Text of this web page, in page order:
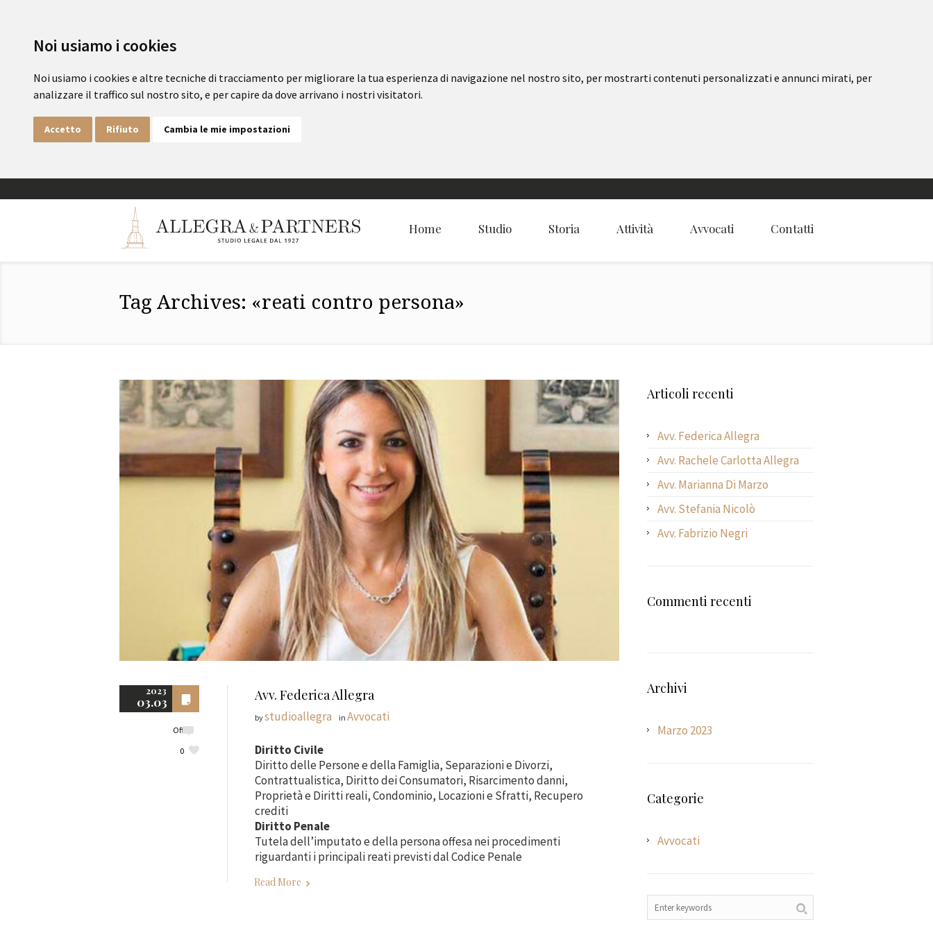
Noi usiamo i cookies
Noi usiamo i cookies e altre tecniche di tracciamento per migliorare la tua esperienza di navigazione nel nostro sito, per mostrarti contenuti personalizzati e annunci mirati, per
analizzare il traffico sul nostro sito, e per capire da dove arrivano i nostri visitatori.
Accetto Rifiuto Cambia le mie impostazioni
Home Studio Storia Attività Avvocati Contatti
Tag Archives: «reati contro persona»
2023
03.03
Off
0
Avv. Federica Allegra
bystudioallegra in Avvocati
Diritto Civile
Diritto delle Persone e della Famiglia, Separazioni e Divorzi,
Contrattualistica, Diritto dei Consumatori, Risarcimento danni,
Proprietà e Diritti reali, Condominio, Locazioni e Sfratti, Recupero
crediti
Diritto Penale
Tutela dell’imputato e della persona offesa nei procedimenti
riguardanti i principali reati previsti dal Codice Penale
Read More
Articoli recenti
Avv. Federica Allegra
Avv. Rachele Carlotta Allegra
Avv. Marianna Di Marzo
Avv. Stefania Nicolò
Avv. Fabrizio Negri
Commenti recenti
Archivi
Marzo 2023
Categorie
Avvocati